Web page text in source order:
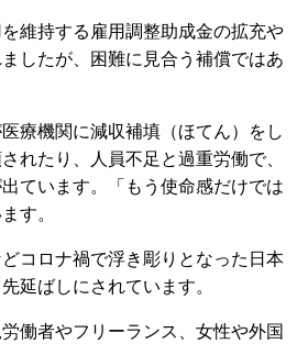
維持する雇用調整助成金の拡充や
したが、困難に見合う補償ではあ
療機関に減収補填（ほてん）をし
れたり、人員不足と過重労働で、
ています。「もう使命感だけでは
す。
コロナ禍で浮き彫りとなった日本
延ばしにされています。
働者やフリーランス、女性や外国